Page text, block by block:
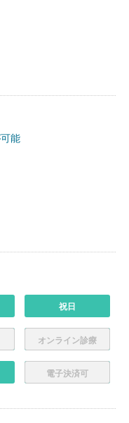
能
祝日
オンライン診療
電子決済可